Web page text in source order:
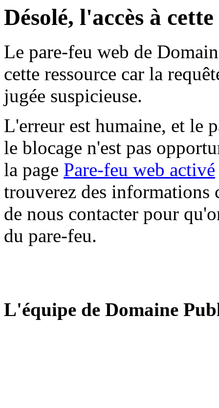
Désolé, l'accès à
Le pare-feu web de
cette ressource car la
jugée suspicieuse.
L'erreur est humaine, et le
le blocage n'est pas
la page Pare-feu web activé
trouverez des informations
de nous contacter pour
du pare-feu.
L'équipe de Domaine